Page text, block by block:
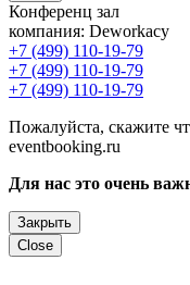
Конференц зал
компания: Deworkacy
+7 (499) 110-19-79
+7 (499) 110-19-79
+7 (499) 110-19-79
Пожалуйста, скажите
eventbooking.ru
Для нас это очень
Закрыть
Close